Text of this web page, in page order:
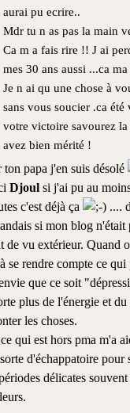
aurai pu ecrire..
Mdr tu n as pas la main
Ca m a fais rire !! J ai
mes 30 ans aussi ...ca
Je n ai qu une chose à
sans vous soucier .ca été
votre victoire savourez la
avez bien mérité !
ton papa j'en suis désolé
Djoul si j'ai pu au
c'est déjà ça
....
si mon blog
de vu extérieur. Quand
se rendre compte ce
que ce soit
plus de l'énergie et
les choses.
qui est hors pma m'a
d'échappatoire pour
délicates souvent